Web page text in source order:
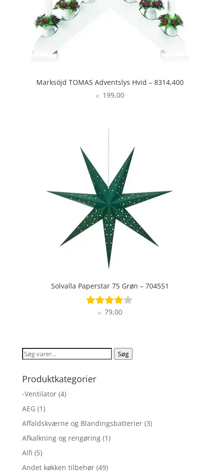
Marksöjd TOMAS Adventslys Hvid – 8314,400
kr. 199,00
Solvalla Paperstar 75 Grøn – 704551
Vurderet
kr.79,00
Søg
Søg
Produktkategorier
-Ventilator (4)
AEG (1)
Affaldskværne og Blandingsbatterier (3)
Afkalkning og rengøring (1)
Alfi (5)
Andet køkken tilbehør (49)